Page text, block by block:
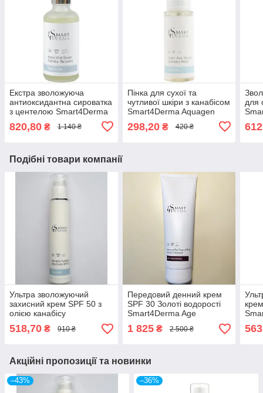
Екстра зволожуюча
антиоксидантна сироватка
з центелою Smart4Derma
SERUM CENTELLA
820,80 ₴ 1 140 ₴
Пінка для сухої та
чутливої шкіри з канабісом
Smart4Derma Aquagen
CANNABIS RELIEF
298,20₴ 420 ₴
для
612
Подібні товари компанії
Ультра зволожуючий
захисний крем SPF 50 з
олією канабісу
Smart4Derma Aquagen
Cannabia Sunblock Ultra
518,70 ₴ 910 ₴
Передовий денний крем
SPF 30 Золоті водорості
Smart4Derma Age
Performance DAY CREAM
SPF 30
1 825₴ 2 500 ₴
Акційні пропозиції та новинки
–43% –36%